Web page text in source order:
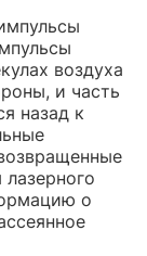
воздуха
и часть
назад к
о